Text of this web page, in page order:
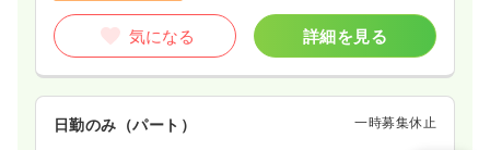
気になる 詳細を見る
ICU系
気になる 詳細を見る
日勤のみ（パート） 一時募集休止